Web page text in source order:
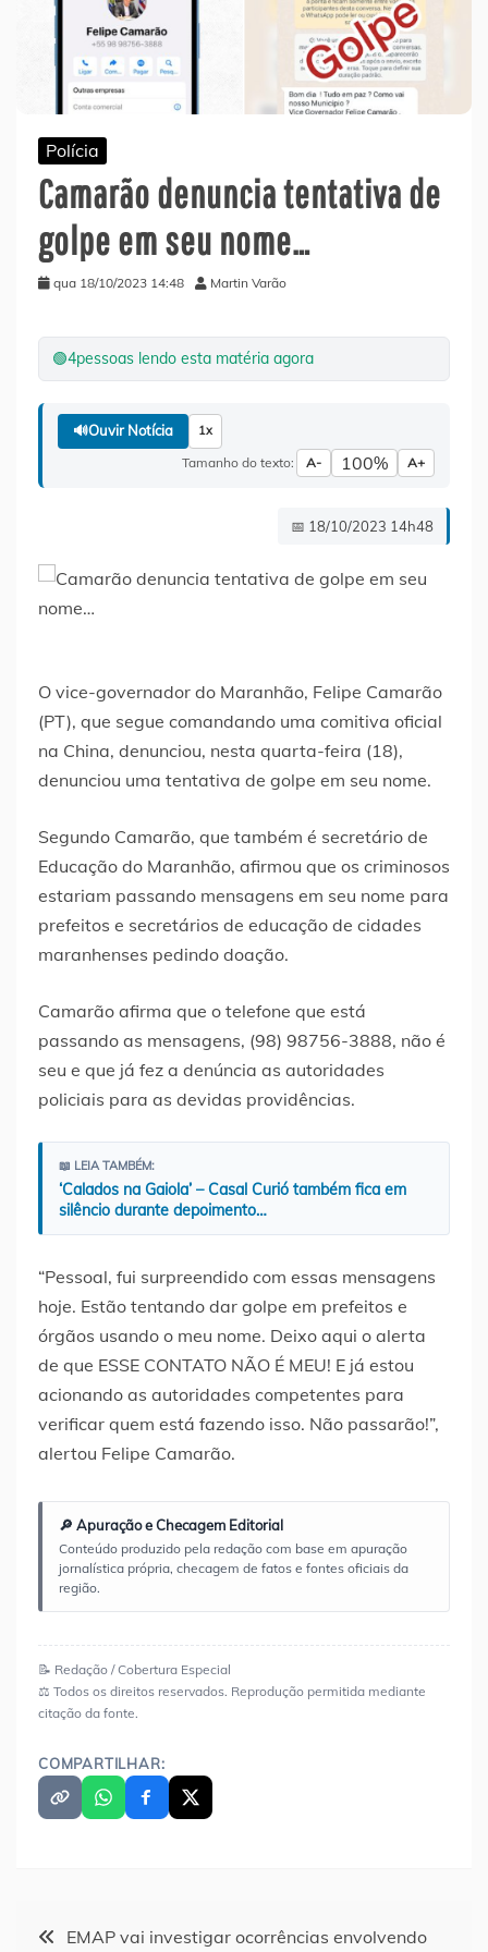
Polícia
Camarão denuncia tentativa de
golpe em seu nome…
qua 18/10/2023 14:48 Martin Varão
🟢4pessoas lendo esta matéria agora
🔊Ouvir Notícia 1x
Tamanho do texto: A- 100% A+
📅 18/10/2023 14h48
O vice-governador do Maranhão, Felipe Camarão
(PT), que segue comandando uma comitiva oficial
na China, denunciou, nesta quarta-feira (18),
denunciou uma tentativa de golpe em seu nome.
Segundo Camarão, que também é secretário de
Educação do Maranhão, afirmou que os criminosos
estariam passando mensagens em seu nome para
prefeitos e secretários de educação de cidades
maranhenses pedindo doação.
Camarão afirma que o telefone que está
passando as mensagens, (98) 98756-3888, não é
seu e que já fez a denúncia as autoridades
policiais para as devidas providências.
📖 LEIA TAMBÉM:
‘Calados na Gaiola’ – Casal Curió também fica em
silêncio durante depoimento…
“Pessoal, fui surpreendido com essas mensagens
hoje. Estão tentando dar golpe em prefeitos e
órgãos usando o meu nome. Deixo aqui o alerta
de que ESSE CONTATO NÃO É MEU! E já estou
acionando as autoridades competentes para
verificar quem está fazendo isso. Não passarão!”,
alertou Felipe Camarão.
🔎 Apuração e Checagem Editorial
Conteúdo produzido pela redação com base em apuração
jornalística própria, checagem de fatos e fontes oficiais da
região.
📝 Redação / Cobertura Especial
⚖️ Todos os direitos reservados. Reprodução permitida mediante
citação da fonte.
COMPARTILHAR:
Navegação
EMAP vai investigar ocorrências envolvendo